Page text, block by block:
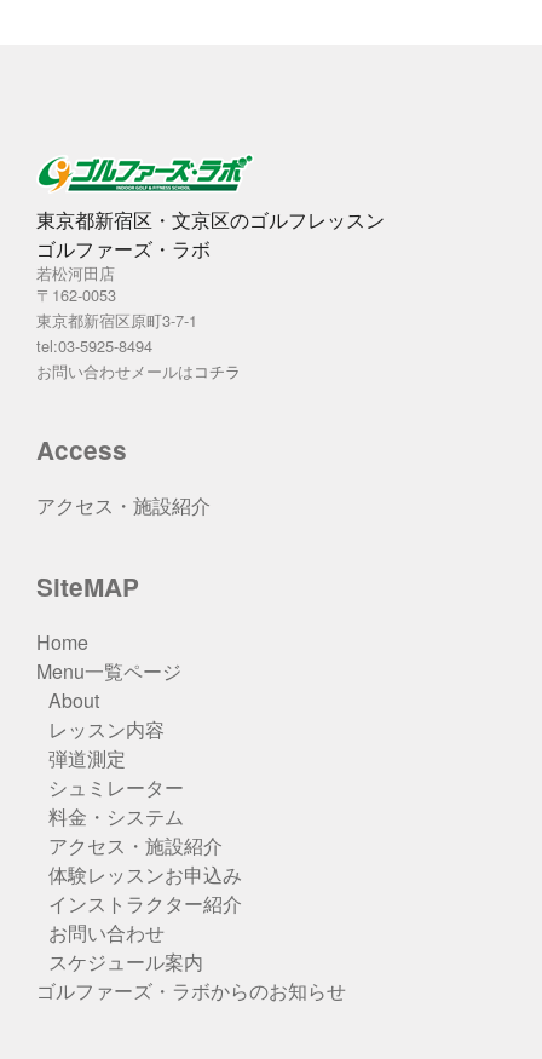
東京都新宿区・文京区のゴルフレッスン
ゴルファーズ・ラボ
若松河田店
〒162-0053
東京都新宿区原町3-7-1
tel:03-5925-8494
お問い合わせメールはコチラ
Access
アクセス・施設紹介
SiteMAP
Home
Menu一覧ページ
About
レッスン内容
弾道測定
シュミレーター
料金・システム
アクセス・施設紹介
体験レッスンお申込み
インストラクター紹介
お問い合わせ
スケジュール案内
ゴルファーズ・ラボからのお知らせ